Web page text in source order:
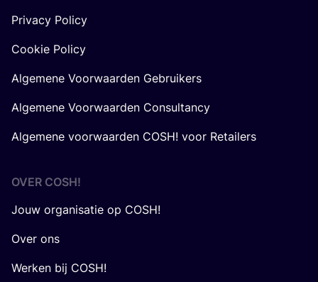
Privacy Policy
Cookie Policy
Algemene Voorwaarden Gebruikers
Algemene Voorwaarden Consultancy
Algemene voorwaarden COSH! voor Retailers
OVER COSH!
Jouw organisatie op COSH!
Over ons
Werken bij COSH!